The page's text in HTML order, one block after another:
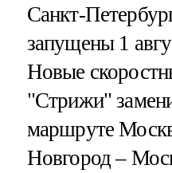
Санкт-
запущены 1
Новые
"Стрижи"
маршруте
Новгород –